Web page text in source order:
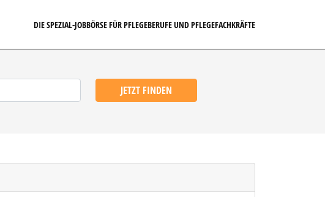
DIE SPEZIAL-JOBBÖRSE FÜR PFLEGEBERUFE UND PFLEGEFACHKRÄFTE
JETZT FINDEN